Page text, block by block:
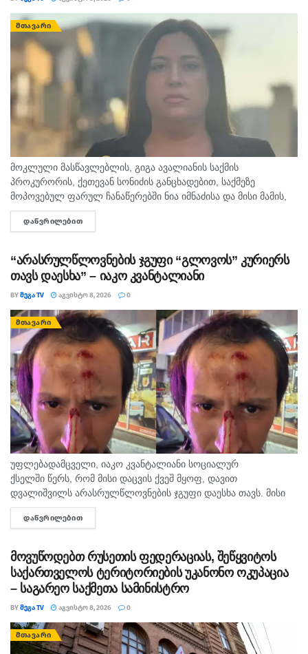
ᲛᲗᲐᲕᲐᲠᲘ
მოკლული მასწავლებლის, გიგა ავალიანის საქმის
პროკურორის, ქეთევან სონიძის განცხადებით, საქმეზე
მოპოვებულ ფარულ ჩანაწერებში ნია იმნაძისა და მისი მამის,
ვალერ იმნაძის, საუბარია ასახული, სადაც ისინი ალექსანდრე
გაბაშვილის მიერ ჩადენილ დანაშაულს განიხილავენ.
ᲓᲐᲬᲕᲠᲘᲚᲔᲑᲘᲗ
“არასრულწლოვნების ჯგუფი “გლოვოს” კურიერს
თავს დაესხა” – იაკო კვანტალიანი
BYᲛᲔᲒᲐ TV ᲐᲒᲕᲘᲡᲢᲝ 8, 2026 0
ᲛᲗᲐᲕᲐᲠᲘ
უფლებადამცველი, იაკო კვანტალიანი სოციალურ
ქსელში წერს, რომ მისი დაცვის ქვეშ მყოფ, დავით
დვალიშვილს არასრულწლოვნების ჯგუფი დაესხა თავს. მისი
თქმით, დავით დვალიშვილი მძიმედ არის და საავადმყოფოში
გადაჰყავთ. ამ წუთებში ჩემს დაცვის ქვეშ მყოფს თავს...
ᲓᲐᲬᲕᲠᲘᲚᲔᲑᲘᲗ
მოვუწოდებთ რუსეთის ფედერაციას, შეწყვიტოს
საქართველოს ტერიტორიების უკანონო ოკუპაცია
– საგარეო საქმეთა სამინისტრო
BYᲛᲔᲒᲐ TV ᲐᲒᲕᲘᲡᲢᲝ 8, 2026 0
ᲛᲗᲐᲕᲐᲠᲘ